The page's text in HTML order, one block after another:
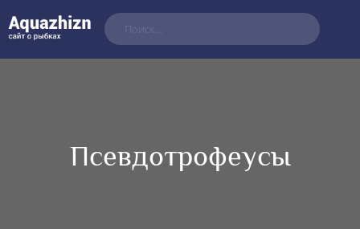
Псевдотрофеусы